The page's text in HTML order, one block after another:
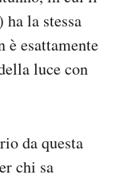
la stessa
è esattamente
luce con
da questa
chi sa